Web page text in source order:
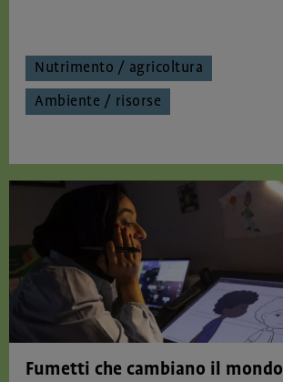
Nutrimento / agricoltura
Ambiente / risorse
Fumetti che cambiano il mondo